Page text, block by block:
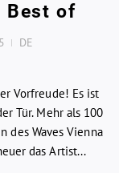
Best of
DE
Vorfreude! Es ist
Tür. Mehr als 100
des Waves Vienna
das Artist...